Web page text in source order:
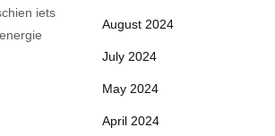
iets
August 2024
July 2024
May 2024
April 2024